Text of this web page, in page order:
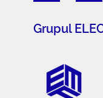
Grupul